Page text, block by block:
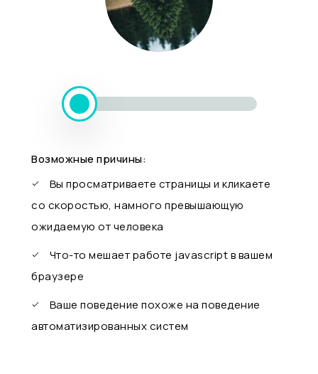
Возможные причины:
Вы просматриваете страницы и кликаете
со скоростью, намного превышающую
ожидаемую от человека
Что-то мешает работе javascript в вашем
браузере
Ваше поведение похоже на поведение
автоматизированных систем